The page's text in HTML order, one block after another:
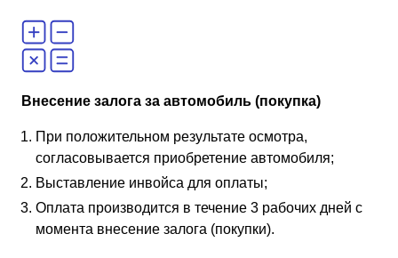
Внесение залога за автомобиль (покупка)
При положительном результате осмотра,
согласовывается приобретение автомобиля;
Выставление инвойса для оплаты;
Оплата производится в течение 3 рабочих дней с
момента внесение залога (покупки).